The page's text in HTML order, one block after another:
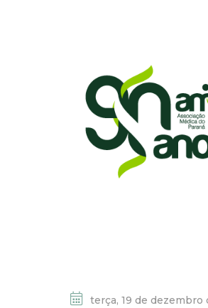
terça, 19 de dezembro